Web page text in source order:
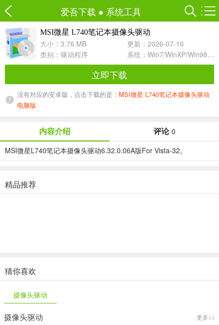
爱吾下载 ● 系统工具
MSI微星 L740笔记本摄像头驱动
6.32.0.06A For Vista-32
大小：3.76 MB
更新：2026-07-16
类别： 驱动程序 系统：Win7/WinXP/Win98/Win8/Win10兼容软件
立即下载
没有对应的安卓版，点击下载的是： MSI微星 L740笔记本摄像头驱动
电脑版
内容介绍 评论 0
MSI微星L740笔记本摄像头驱动6.32.0.06A版For Vista-32。
精品推荐
猜你喜欢
摄像头驱动
摄像头驱动 更多>>